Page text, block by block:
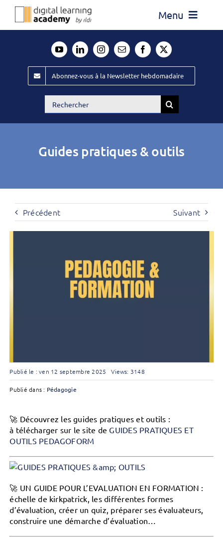
Passer
Menu
Évènements ILDI
Offres d’emploi
Publiez
Abonnez-vous à la Newsletter hebdomadaire
Rechercher:
Guides pratiques & outils
Précédent Suivant
Publié le : ven 12 septembre 2025 Views: 3148
Publié dans : Pédagogie
🚀 Découvrez les guides pratiques et outils :
à télécharger sur le site de GUIDES PRATIQUES ET
OUTILS PEDAGOFORM
🚀 UN GUIDE POUR L’EVALUATION EN FORMATION :
échelle de kirkpatrick, les différentes formes
d’évaluation, créer un quiz, préparer ses évaluateurs,
construire une démarche d’évaluation…